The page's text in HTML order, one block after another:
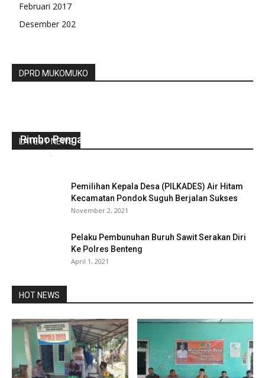
Februari 2017
Desember 202
DPRD MUKOMUKO
LATEST NEWS
Rimbo Pengadang Olah TKP
-
Pemilihan Kepala Desa (PILKADES) Air Hitam
Kecamatan Pondok Suguh Berjalan Sukses
November 2, 2021
Pelaku Pembunuhan Buruh Sawit Serakan Diri
Ke Polres Benteng
April 1, 2021
HOT NEWS